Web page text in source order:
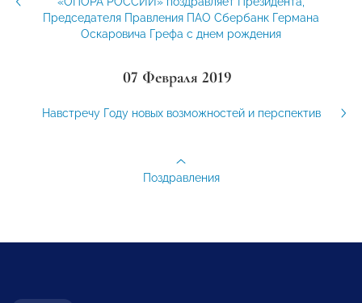
Председателя Правления ПАО Сбербанк Германа
Оскаровича Грефа с днем рождения
07 Февраля 2019
Навстречу Году новых возможностей и перспектив
Поздравления